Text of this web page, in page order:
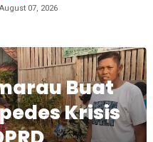
August 07, 2026
Buat
Krisis